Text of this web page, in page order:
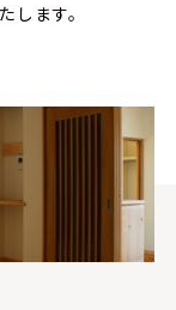
します。